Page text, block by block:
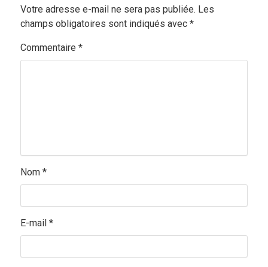
Votre adresse e-mail ne sera pas publiée. Les
champs obligatoires sont indiqués avec *
Commentaire *
Nom *
E-mail *